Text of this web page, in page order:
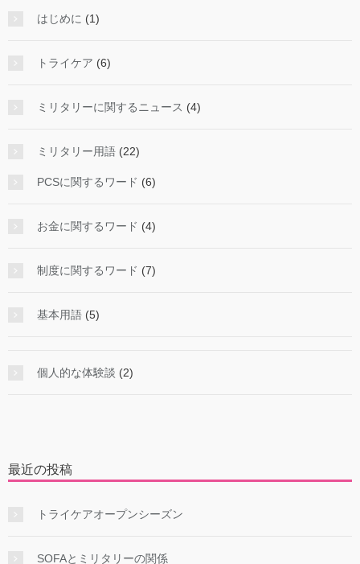
はじめに (1)
トライケア (6)
ミリタリーに関するニュース (4)
ミリタリー用語 (22)
PCSに関するワード (6)
お金に関するワード (4)
制度に関するワード (7)
基本用語 (5)
個人的な体験談 (2)
最近の投稿
トライケアオープンシーズン
SOFAとミリタリーの関係